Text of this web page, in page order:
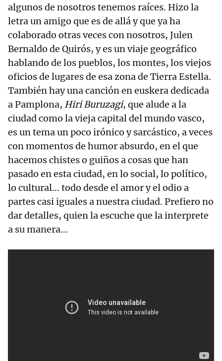
algunos de nosotros tenemos raíces. Hizo la
letra un amigo que es de allá y que ya ha
colaborado otras veces con nosotros, Julen
Bernaldo de Quirós, y es un viaje geográfico
hablando de los pueblos, los montes, los viejos
oficios de lugares de esa zona de Tierra Estella.
También hay una canción en euskera dedicada
a Pamplona, Hiri Buruzagi, que alude a la
ciudad como la vieja capital del mundo vasco,
es un tema un poco irónico y sarcástico, a veces
con momentos de humor absurdo, en el que
hacemos chistes o guiños a cosas que han
pasado en esta ciudad, en lo social, lo político,
lo cultural... todo desde el amor y el odio a
partes casi iguales a nuestra ciudad. Prefiero no
dar detalles, quien la escuche que la interprete
a su manera...